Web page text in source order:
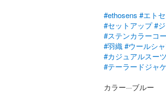
#ethosens #エト
#セットアップ #
#ステンカラーコ
#羽織 #ウールシ
#カジュアルスーツ
#テーラードジャ
カラー···ブルー